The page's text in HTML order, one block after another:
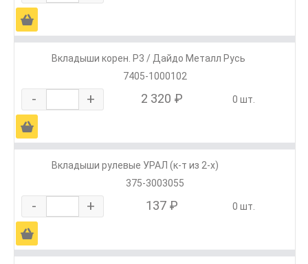
Ä
Вкладыши корен. Р3 / Дайдо Металл Русь
7405-1000102
- + 2 320 ₽ 0 шт.
Ä
Вкладыши рулевые УРАЛ (к-т из 2-х)
375-3003055
- + 137 ₽ 0 шт.
Ä